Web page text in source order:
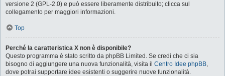
versione 2 (GPL-2.0) e può essere liberamente distribuito; clicca sul
collegamento per maggiori informazioni.
Top
Perché la caratteristica X non è disponibile?
Questo programma è stato scritto da phpBB Limited. Se credi che ci sia
bisogno di aggiungere una nuova funzionalità, visita il Centro Idee phpBB,
dove potrai supportare idee esistenti o suggerire nuove funzionalità.